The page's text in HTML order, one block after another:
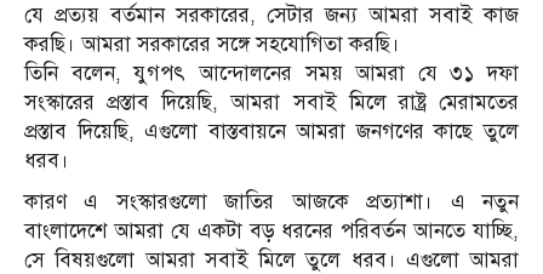
যে প্রত্যয় বর্তমান সরকারের, সেটার জন্য আমরা সবাই কাজ
করছি। আমরা সরকারের সঙ্গে সহযোগিতা করছি।
তিনি বলেন, যুগপৎ আন্দোলনের সময় আমরা যে ৩১ দফা
সংস্কারের প্রস্তাব দিয়েছি, আমরা সবাই মিলে রাষ্ট্র মেরামতের
প্রস্তাব দিয়েছি, এগুলো বাস্তবায়নে আমরা জনগণের কাছে তুলে
ধরব।
কারণ এ সংস্কারগুলো জাতির আজকে প্রত্যাশা। এ নতুন
বাংলাদেশে আমরা যে একটা বড় ধরনের পরিবর্তন আনতে যাচ্ছি,
সে বিষয়গুলো আমরা সবাই মিলে তুলে ধরব। এগুলো আমরা